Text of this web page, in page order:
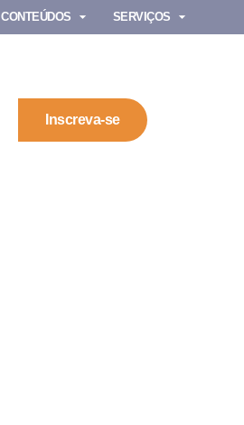
CONTEÚDOS SERVIÇOS
Inscreva-se